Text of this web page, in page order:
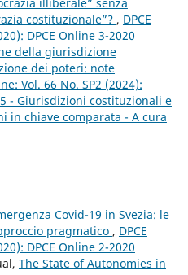
costituzionale”? , DPCE
DPCE Online 3-2020
della giurisdizione
dei poteri: note
Vol. 66 No. SP2 (2024):
- Giurisdizioni costituzionali e
in chiave comparata - A cura
Covid-19 in Svezia: le
pragmatico , DPCE
DPCE Online 2-2020
The State of Autonomies in